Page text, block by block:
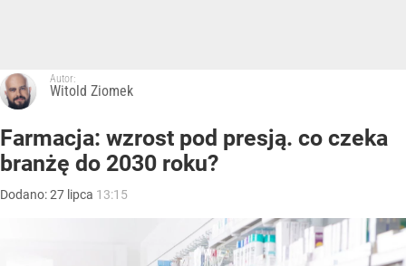
Autor:
Witold Ziomek
Farmacja: wzrost pod presją. co czeka
branżę do 2030 roku?
Dodano:27 lipca 13:15